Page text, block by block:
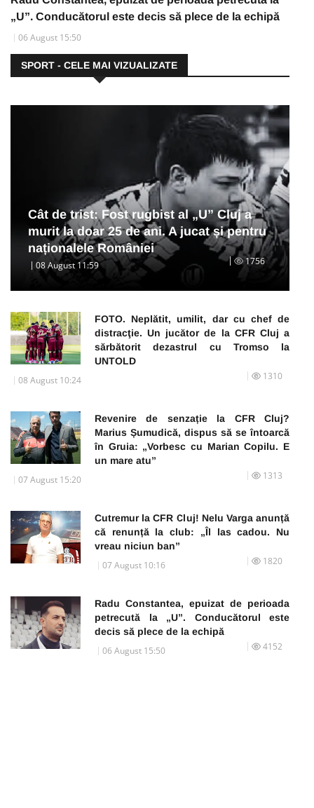
„U”. Conducătorul este decis să plece de la echipă
06 August 15:50
SPORT - CELE MAI VIZUALIZATE
Cât de trist: Fost rugbist al „U” Cluj a
murit la doar 25 de ani. A jucat și pentru
naționalele României
08 August 11:59 1756
FOTO. Neplătit, umilit, dar cu chef de
distracţie. Un jucător de la CFR Cluj a
sărbătorit dezastrul cu Tromso la
UNTOLD
08 August 10:24 1310
Revenire de senzație la CFR Cluj?
Marius Șumudică, dispus să se întoarcă
în Gruia: „Vorbesc cu Marian Copilu. E
un mare atu”
07 August 15:20 1313
Cutremur la CFR Cluj! Nelu Varga anunță
că renunță la club: „Îl las cadou. Nu
vreau niciun ban”
07 August 10:16 1820
Radu Constantea, epuizat de perioada
petrecută la „U”. Conducătorul este
decis să plece de la echipă
06 August 15:50 4152